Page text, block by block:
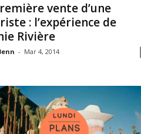
vente d’une
: l’expérience de
Rivière
- Mar 4, 2014